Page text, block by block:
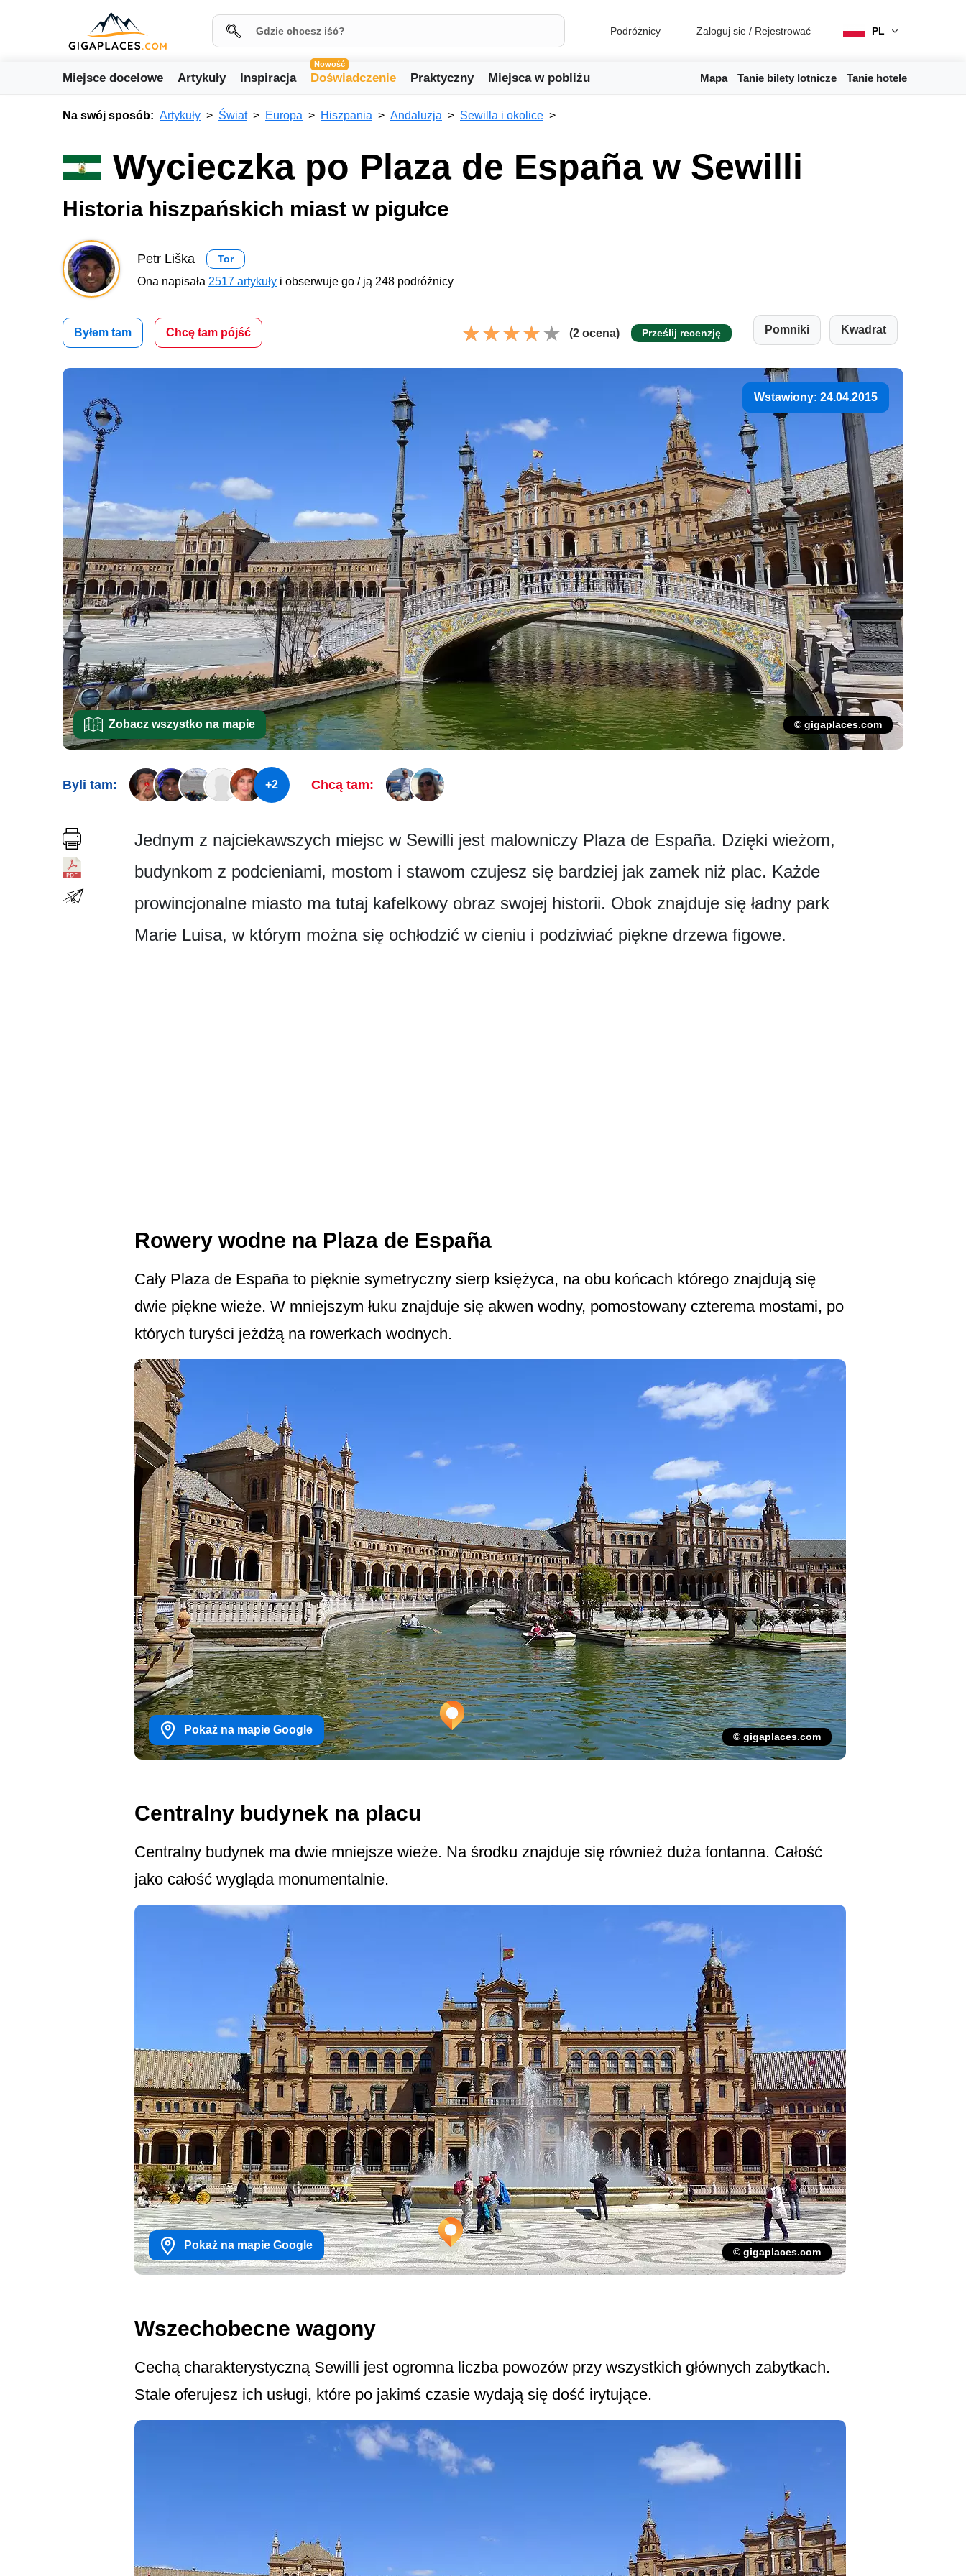
Podróżnicy Zaloguj sie / Rejestrować PL
Miejsce docelowe Artykuły Inspiracja
Nowość
Doświadczenie Praktyczny Miejsca w pobliżu Mapa Tanie bilety lotnicze Tanie hotele
Na swój sposób: Artykuły Świat Europa Hiszpania Andaluzja Sewilla i okolice
Wycieczka po Plaza de España w Sewilli
Historia hiszpańskich miast w pigułce
Petr Liška Tor
Ona napisała 2517 artykuły i obserwuje go / ją 248 podróżnicy
Byłem tam Chcę tam pójść (2 ocena) Prześlij recenzję Pomniki Kwadrat
Wstawiony: 24.04.2015
Zobacz wszystko na mapie © gigaplaces.com
Byli tam: +2 Chcą tam:
Jednym z najciekawszych miejsc w Sewilli jest malowniczy Plaza de España. Dzięki wieżom,
budynkom z podcieniami, mostom i stawom czujesz się bardziej jak zamek niż plac. Każde
prowincjonalne miasto ma tutaj kafelkowy obraz swojej historii. Obok znajduje się ładny park
Marie Luisa, w którym można się ochłodzić w cieniu i podziwiać piękne drzewa figowe.
Rowery wodne na Plaza de España
Cały Plaza de España to pięknie symetryczny sierp księżyca, na obu końcach którego znajdują się
dwie piękne wieże. W mniejszym łuku znajduje się akwen wodny, pomostowany czterema mostami, po
których turyści jeżdżą na rowerkach wodnych.
Pokaż na mapie Google
© gigaplaces.com
Centralny budynek na placu
Centralny budynek ma dwie mniejsze wieże. Na środku znajduje się również duża fontanna. Całość
jako całość wygląda monumentalnie.
Pokaż na mapie Google
© gigaplaces.com
Wszechobecne wagony
Cechą charakterystyczną Sewilli jest ogromna liczba powozów przy wszystkich głównych zabytkach.
Stale oferujesz ich usługi, które po jakimś czasie wydają się dość irytujące.